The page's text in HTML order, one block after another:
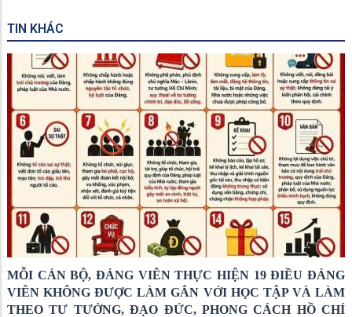
TIN KHÁC
MỖI CÁN BỘ, ĐẢNG VIÊN THỰC HIỆN 19 ĐIỀU ĐẢNG
VIÊN KHÔNG ĐƯỢC LÀM GẮN VỚI HỌC TẬP VÀ LÀM
THEO TƯ TƯỞNG, ĐẠO ĐỨC, PHONG CÁCH HỒ CHÍ